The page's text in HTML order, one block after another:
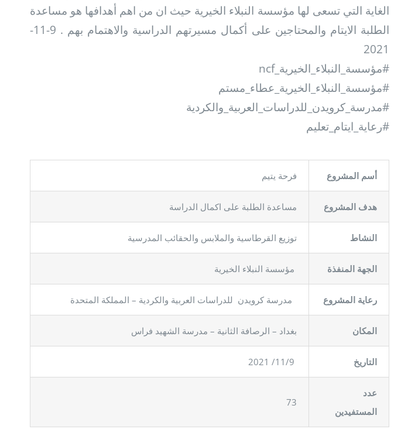
الغاية التي تسعى لها مؤسسة النبلاء الخيرية حيث ان من اهم أهدافها هو مساعدة
الطلبة الايتام والمحتاجين على أكمال مسيرتهم الدراسية والاهتمام بهم . 9-11-
2021
#مؤسسة_النبلاء_الخيرية_ncf
#مؤسسة_النبلاء_الخيرية_عطاء_مستم
#مدرسة_كرويدن_للدراسات_العربية_والكردية
#رعاية_ايتام_تعليم
فرحة يتيم أسم المشروع
مساعدة الطلبة على اكمال الدراسة هدف المشروع
توزيع القرطاسية والملابس والحقائب المدرسية النشاط
مؤسسة النبلاء الخيرية الجهة المنفذة
مدرسة كرويدن للدراسات العربية والكردية – المملكة المتحدة رعاية المشروع
بغداد – الرصافة الثانية – مدرسة الشهيد فراس المكان
التاريخ
73
عدد
المستفيدين